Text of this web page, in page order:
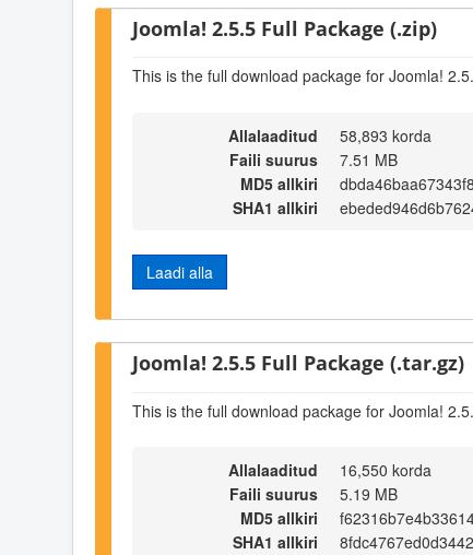
Joomla! 2.5.5 Full Package (.zip)
This is the full download package for Joomla!
Allalaaditud
58,893 korda
Faili suurus
7.51 MB
MD5 allkiri
SHA1 allkiri
Laadi alla
Joomla! 2.5.5 Full Package (.tar.gz)
This is the full download package for Joomla!
Allalaaditud
16,550 korda
Faili suurus
5.19 MB
MD5 allkiri
SHA1 allkiri